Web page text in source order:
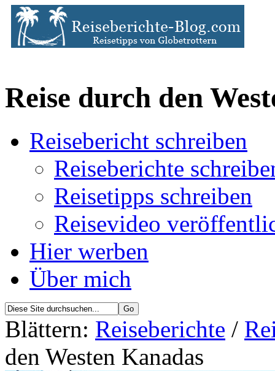
Reise durch den
Reisebericht schreiben
Reiseberichte
Reisetipps schreiben
Reisevideo
Hier werben
Über mich
Blättern: Reiseberichte /
den Westen Kanadas